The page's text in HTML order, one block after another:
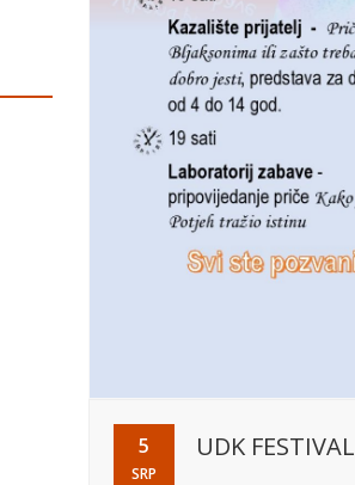
5
SRP
UDK FESTIVAL